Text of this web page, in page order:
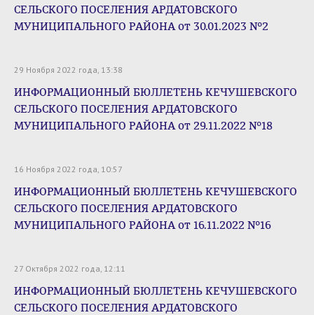
СЕЛЬСКОГО ПОСЕЛЕНИЯ АРДАТОВСКОГО
МУНИЦИПАЛЬНОГО РАЙОНА от 30.01.2023 №2
29 Ноября 2022 года, 13:38
ИНФОРМАЦИОННЫЙ БЮЛЛЕТЕНЬ КЕЧУШЕВСКОГО
СЕЛЬСКОГО ПОСЕЛЕНИЯ АРДАТОВСКОГО
МУНИЦИПАЛЬНОГО РАЙОНА от 29.11.2022 №18
16 Ноября 2022 года, 10:57
ИНФОРМАЦИОННЫЙ БЮЛЛЕТЕНЬ КЕЧУШЕВСКОГО
СЕЛЬСКОГО ПОСЕЛЕНИЯ АРДАТОВСКОГО
МУНИЦИПАЛЬНОГО РАЙОНА от 16.11.2022 №16
27 Октября 2022 года, 12:11
ИНФОРМАЦИОННЫЙ БЮЛЛЕТЕНЬ КЕЧУШЕВСКОГО
СЕЛЬСКОГО ПОСЕЛЕНИЯ АРДАТОВСКОГО